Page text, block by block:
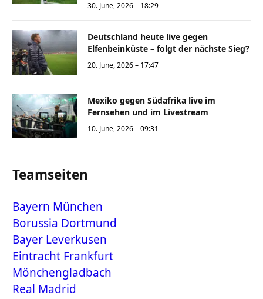
30. June, 2026 – 18:29
Deutschland heute live gegen
Elfenbeinküste – folgt der nächste Sieg?
20. June, 2026 – 17:47
Mexiko gegen Südafrika live im
Fernsehen und im Livestream
10. June, 2026 – 09:31
Teamseiten
Bayern München
Borussia Dortmund
Bayer Leverkusen
Eintracht Frankfurt
Mönchengladbach
Real Madrid